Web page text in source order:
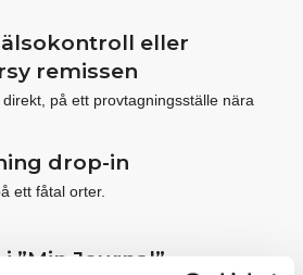
eller
remissen
direkt, på ett provtagningsställe nära
drop-in
ett fåtal orter.
”Min Journal”